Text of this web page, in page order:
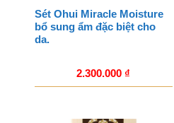
Sét Ohui Miracle Moisture
bổ sung ẩm đặc biệt cho
da.
2.300.000 ₫